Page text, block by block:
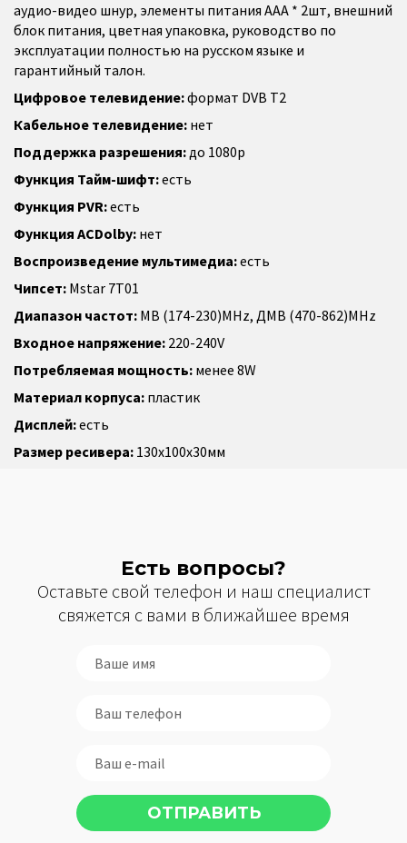
аудио-видео шнур, элементы питания AAA * 2шт, внешний
блок питания, цветная упаковка, руководство по
эксплуатации полностью на русском языке и
гарантийный талон.
Цифровое телевидение:формат DVB T2
Кабельное телевидение: нет
Поддержка разрешения:до 1080p
Функция Тайм-шифт:есть
Функция PVR:есть
Функция ACDolby: нет
Воспроизведение мультимедиа:есть
Чипсет: Mstar 7T01
Диапазон частот: МВ (174-230)MHz, ДМВ (470-862)MHz
Входное напряжение: 220-240V
Потребляемая мощность: менее 8W
Материал корпуса: пластик
Дисплей:есть
Размер ресивера: 130x100x30мм
Есть вопросы?
Оставьте свой телефон и наш специалист
свяжется с вами в ближайшее время